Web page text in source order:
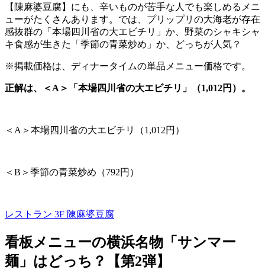
【陳麻婆豆腐】にも、辛いものが苦手な人でも楽しめるメニ
ューがたくさんあります。では、プリップリの大海老が存在
感抜群の「本場四川省の大エビチリ」か、野菜のシャキシャ
キ食感が生きた「季節の青菜炒め」か、どっちが人気？
※掲載価格は、ディナータイムの単品メニュー価格です。
正解は、＜A＞「本場四川省の大エビチリ」（1,012円）。
＜ A ＞本場四川省の大エビチリ（1,012円）
＜ B ＞季節の青菜炒め（792円）
レストラン 3F 陳麻婆豆腐
看板メニューの横浜名物「サンマー
麺」はどっち？【第2弾】